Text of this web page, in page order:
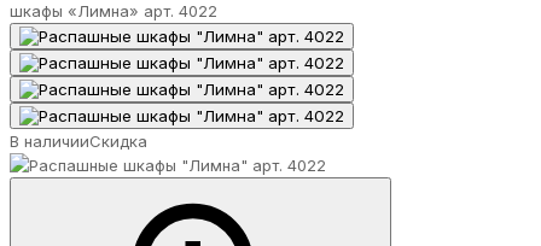
шкафы «Лимна» арт. 4022
В наличииСкидка